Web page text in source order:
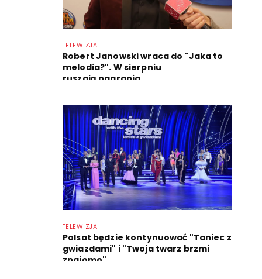
TELEWIZJA
Robert Janowski wraca do "Jaka to
melodia?". W sierpniu
ruszają nagrania
TELEWIZJA
Polsat będzie kontynuować "Taniec z
gwiazdami" i "Twoja twarz brzmi
znajomo"